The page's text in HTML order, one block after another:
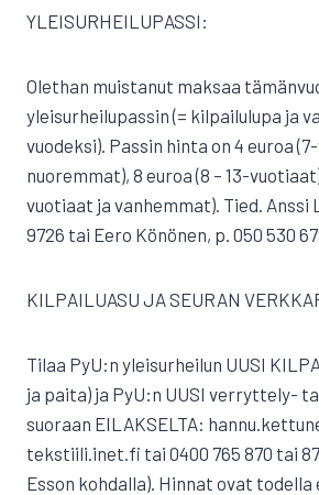
YLEISURHEILUPASSI:
Olethan muistanut maksaa
yleisurheilupassin (= kilpailulupa ja
vuodeksi). Passin hinta on 4 euroa
nuoremmat), 8 euroa (8 – 13-
vuotiaat ja vanhemmat). Tied. Anssi
9726 tai Eero Könönen, p. 050 530
KILPAILUASU JA SEURAN
Tilaa PyU:n yleisurheilun UUSI
ja paita) ja PyU:n UUSI verryttely-
suoraan EILAKSELTA:
tekstiili.inet.fi tai 0400 765 870 tai
Esson kohdalla). Hinnat ovat todella